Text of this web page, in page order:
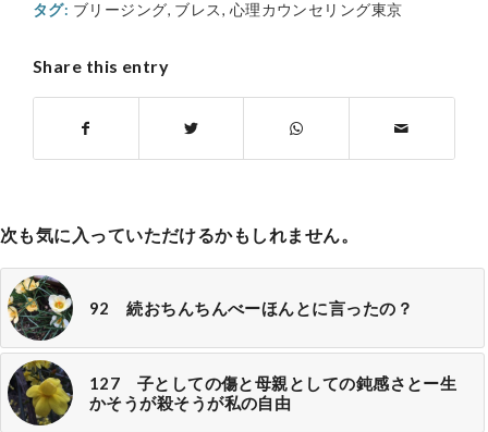
タグ: ブリージング, ブレス, 心理カウンセリング東京
Share this entry
次も気に入っていただけるかもしれません。
92 続おちんちんべーほんとに言ったの？
127 子としての傷と母親としての鈍感さとー生
かそうが殺そうが私の自由